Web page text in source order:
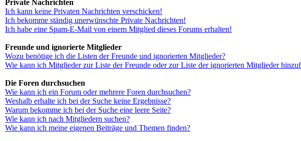
Private Nachrichten
Ich kann keine Privaten Nachrichten verschicken!
Ich bekomme ständig unerwünschte Private Nachrichten!
Ich habe eine Spam-E-Mail von einem Mitglied dieses Forums erhalten!
Freunde und ignorierte Mitglieder
Wozu benötige ich die Listen der Freunde und ignorierten Mitglieder?
Wie kann ich Mitglieder zur Liste der Freunde oder zur Liste der ignorierten Mitglieder
Die Foren durchsuchen
Wie kann ich ein Forum oder mehrere Foren durchsuchen?
Weshalb erhalte ich bei der Suche keine Ergebnisse?
Warum bekomme ich bei der Suche eine leere Seite?
Wie kann ich nach Mitgliedern suchen?
Wie kann ich meine eigenen Beiträge und Themen finden?